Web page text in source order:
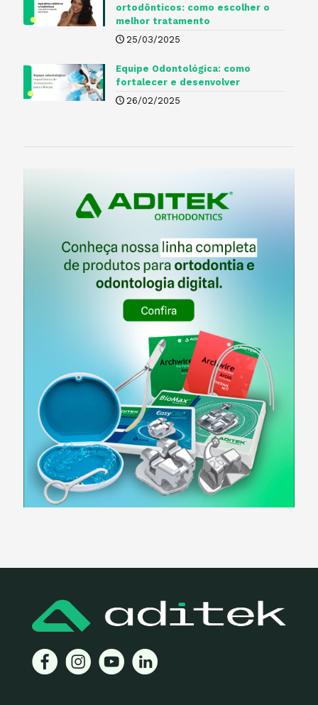
ortodônticos: como escolher o
melhor tratamento
25/03/2025
Equipe Odontológica: como
fortalecer e desenvolver
26/02/2025